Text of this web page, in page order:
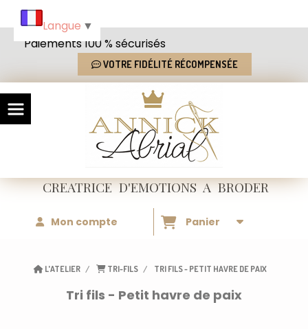
Paiements 100 % sécurisés
VOTRE FIDÉLITÉ RÉCOMPENSÉE
CREATRICED'EMOTIONSA BRODER
Mon compte Panier
L'ATELIER TRI-FILS TRI FILS - PETIT HAVRE DE PAIX
Tri fils - Petit havre de paix
Langue ▼